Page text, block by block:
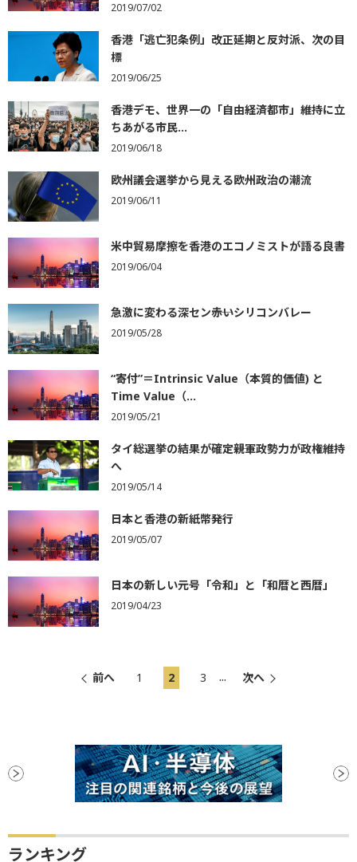
2019/07/02
香港「逃亡犯条例」改正延期と反対派、次の目
標
2019/06/25
香港デモ、世界一の「自由経済都市」維持に立
ちあがる市民...
2019/06/18
欧州議会選挙から見える欧州政治の潮流
2019/06/11
米中貿易摩擦を香港のエコノミストが語る良書
2019/06/04
急激に変わる深セン――赤いシリコンバレー
2019/05/28
“寄付”＝Intrinsic Value（本質的価値) と
Time Value（...
2019/05/21
タイ総選挙の結果が確定――親軍政勢力が政権維持
へ
2019/05/14
日本と香港の新紙幣発行
2019/05/07
日本の新しい元号「令和」と「和暦と西暦」
2019/04/23
前へ 1 2 3 ... 次へ
ランキング